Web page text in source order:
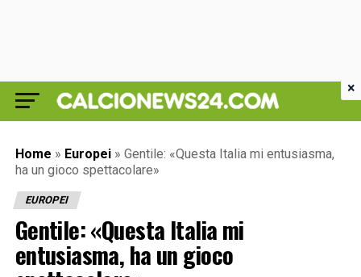
Home » Europei » Gentile: «Questa Italia mi entusiasma,
ha un gioco spettacolare»
EUROPEI
Gentile: «Questa Italia mi
entusiasma, ha un gioco
×